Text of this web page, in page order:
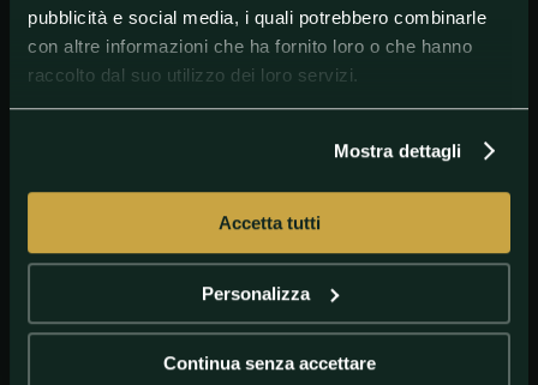
pubblicità e social media, i quali potrebbero combinarle
con altre informazioni che ha fornito loro o che hanno
raccolto dal suo utilizzo dei loro servizi.
Mostra dettagli
Accetta tutti
Personalizza
Continua senza accettare
#Calciomercato #Francia #Ligue1 #Lille